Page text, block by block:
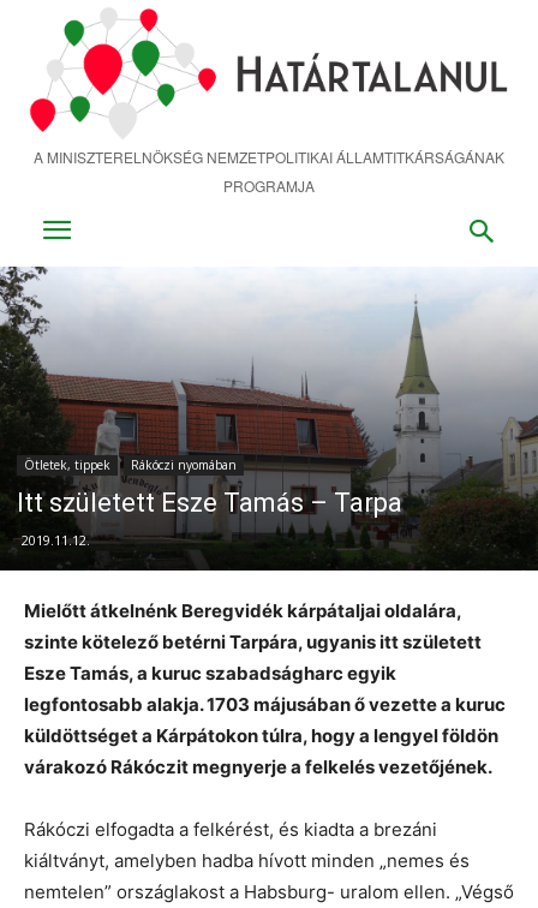
tartalomra
A MINISZTERELNÖKSÉG NEMZETPOLITIKAI ÁLLAMTITKÁRSÁGÁNAK
PROGRAMJA
Ötletek, tippek Rákóczi nyomában
Itt született Esze Tamás – Tarpa
2019.11.12.
Mielőtt átkelnénk Beregvidék kárpátaljai oldalára,
szinte kötelező betérni Tarpára, ugyanis itt született
Esze Tamás, a kuruc szabadságharc egyik
legfontosabb alakja. 1703 májusában ő vezette a kuruc
küldöttséget a Kárpátokon túlra, hogy a lengyel földön
várakozó Rákóczit megnyerje a felkelés vezetőjének.
Rákóczi elfogadta a felkérést, és kiadta a brezáni
kiáltványt, amelyben hadba hívott minden „nemes és
nemtelen” országlakost a Habsburg- uralom ellen. „Végső